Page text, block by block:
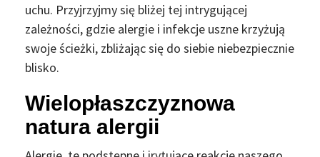
uchu. Przyjrzyjmy się bliżej tej intrygującej
zależności, gdzie alergie i infekcje uszne krzyżują
swoje ścieżki, zbliżając się do siebie niebezpiecznie
blisko.
Wielopłaszczyznowa
natura alergii